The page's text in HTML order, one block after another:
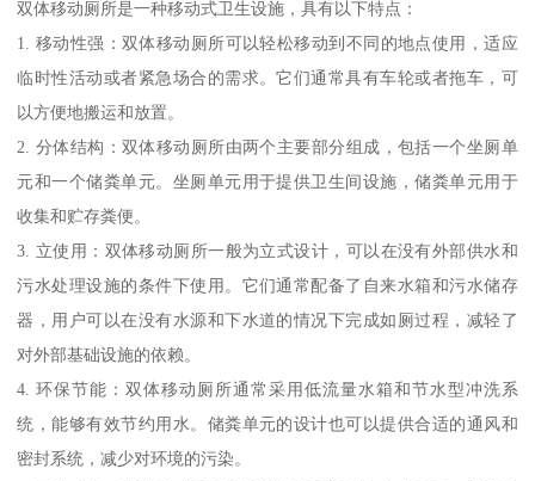
双体移动厕所是一种移动式卫生设施，具有以下特点：
1. 移动性强：双体移动厕所可以轻松移动到不同的地点使用，适应
临时性活动或者紧急场合的需求。它们通常具有车轮或者拖车，可
以方便地搬运和放置。
2. 分体结构：双体移动厕所由两个主要部分组成，包括一个坐厕单
元和一个储粪单元。坐厕单元用于提供卫生间设施，储粪单元用于
收集和贮存粪便。
3. 立使用：双体移动厕所一般为立式设计，可以在没有外部供水和
污水处理设施的条件下使用。它们通常配备了自来水箱和污水储存
器，用户可以在没有水源和下水道的情况下完成如厕过程，减轻了
对外部基础设施的依赖。
4. 环保节能：双体移动厕所通常采用低流量水箱和节水型冲洗系
统，能够有效节约用水。储粪单元的设计也可以提供合适的通风和
密封系统，减少对环境的污染。